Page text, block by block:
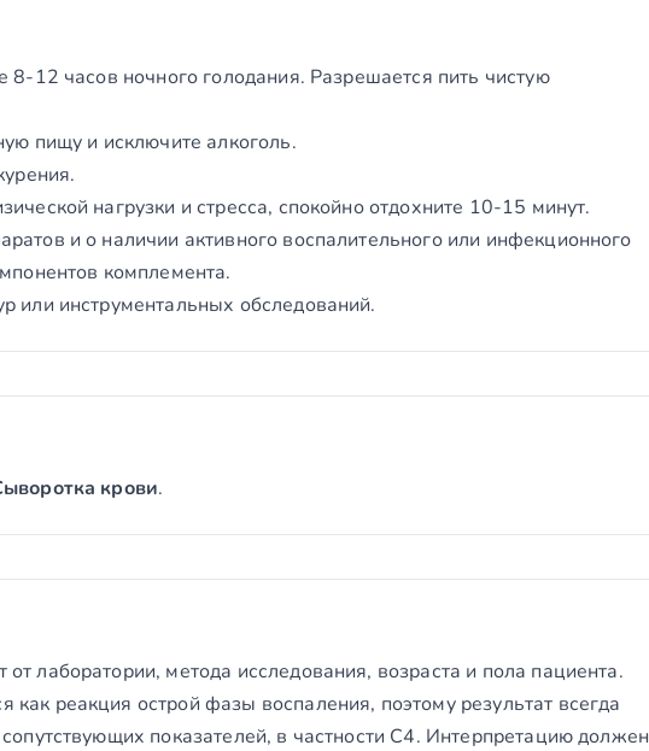
12 часов ночного голодания. Разрешается пить чистую
пищу и исключите алкоголь.
нагрузки и стресса, спокойно отдохните 10-15 минут.
и о наличии активного воспалительного или инфекционного
комплемента.
или инструментальных обследований.
крови.
лаборатории, метода исследования, возраста и пола пациента.
реакция острой фазы воспаления, поэтому результат всегда
показателей, в частности C4. Интерпретацию должен